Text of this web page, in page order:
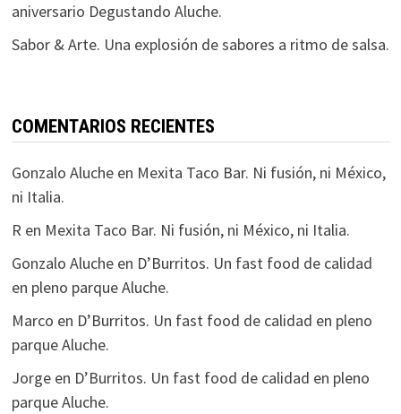
aniversario Degustando Aluche.
Sabor & Arte. Una explosión de sabores a ritmo de salsa.
COMENTARIOS RECIENTES
Gonzalo Alucheen Mexita Taco Bar. Ni fusión, ni México,
ni Italia.
R en Mexita Taco Bar. Ni fusión, ni México, ni Italia.
Gonzalo Alucheen D’Burritos. Un fast food de calidad
en pleno parque Aluche.
Marco en D’Burritos. Un fast food de calidad en pleno
parque Aluche.
Jorgeen D’Burritos. Un fast food de calidad en pleno
parque Aluche.